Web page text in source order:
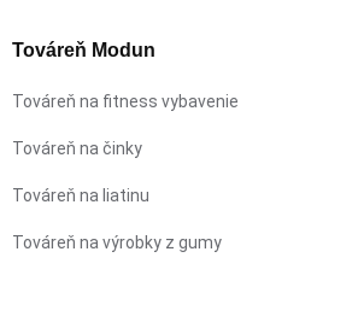
Továreň Modun
Továreň na fitness vybavenie
Továreň na činky
Továreň na liatinu
Továreň na výrobky z gumy